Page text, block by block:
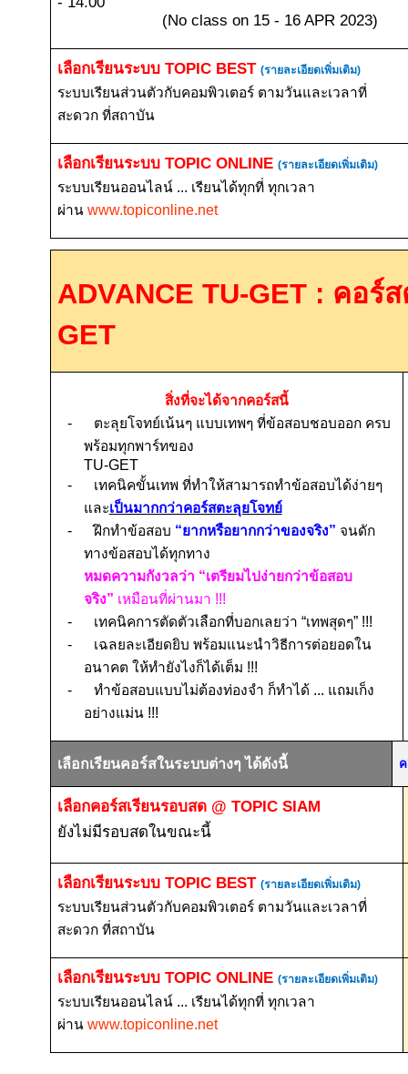
(No class on 15 - 16 APR 2023)
เลือกเรียนระบบTOPIC BEST (รายละเอียดเพิ่มเติม)
ระบบเรียนส่วนตัวกับคอมพิวเตอร์ ตามวันและเวลาที่
สะดวก ที่สถาบัน
เลือกเรียนระบบTOPIC ONLINE (รายละเอียดเพิ่มเติม)
ระบบเรียนออนไลน์ ... เรียนได้ทุกที่ ทุกเวลา
ผ่านwww.topiconline.net
ADVANCE TU-GET : คอร์
GET
สิ่งที่จะได้จากคอร์สนี้
-
ตะลุยโจทย์เน้นๆ แบบเทพๆ ที่ข้อสอบชอบออก ครบ
พร้อมทุกพาร์ทของ
TU-GET
-
เทคนิคขั้นเทพ ที่ทำให้สามารถทำข้อสอบได้ง่ายๆ
และเป็นมากกว่าคอร์สตะลุยโจทย์
-
ฝึกทำข้อสอบ “ยากหรือยากกว่าของจริง” จนดัก
ทางข้อสอบได้ทุกทาง
หมดความกังวลว่า “เตรียมไปง่ายกว่าข้อสอบ
จริง” เหมือนที่ผ่านมา !!!
-
เทคนิคการตัดตัวเลือกที่บอกเลยว่า “เทพสุดๆ” !!!
-
เฉลยละเอียดยิบ พร้อมแนะนำวิธีการต่อยอดใน
อนาคต ให้ทำยังไงก็ได้เต็ม !!!
-
ทำข้อสอบแบบไม่ต้องท่องจำ ก็ทำได้ ... แถมเก็ง
อย่างแม่น !!!
เลือกเรียนคอร์สในระบบต่างๆ ได้ดังนี้
เลือกคอร์สเรียนรอบสด @ TOPIC SIAM
ยังไม่มีรอบสดในขณะนี้
เลือกเรียนระบบTOPIC BEST (รายละเอียดเพิ่มเติม)
ระบบเรียนส่วนตัวกับคอมพิวเตอร์ ตามวันและเวลาที่
สะดวก ที่สถาบัน
เลือกเรียนระบบTOPIC ONLINE (รายละเอียดเพิ่มเติม)
ระบบเรียนออนไลน์ ... เรียนได้ทุกที่ ทุกเวลา
ผ่านwww.topiconline.net